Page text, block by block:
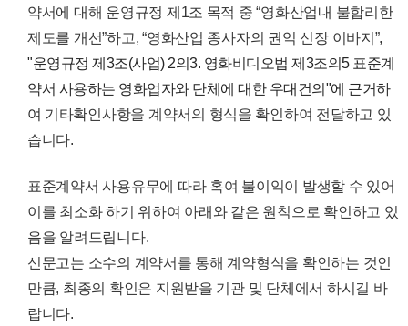
약서에 대해 운영규정 제1조 목적 중 “영화산업내 불합리한
제도를 개선”하고, “영화산업 종사자의 권익 신장 이바지”,
"운영규정 제3조(사업) 2의3. 영화비디오법 제3조의5 표준계
약서 사용하는 영화업자와 단체에 대한 우대건의"에 근거하
여 기타확인사항을 계약서의 형식을 확인하여 전달하고 있
습니다.
표준계약서 사용유무에 따라 혹여 불이익이 발생할 수 있어
이를 최소화 하기 위하여 아래와 같은 원칙으로 확인하고 있
음을 알려드립니다.
신문고는 소수의 계약서를 통해 계약형식을 확인하는 것인
만큼, 최종의 확인은 지원받을 기관 및 단체에서 하시길 바
랍니다.